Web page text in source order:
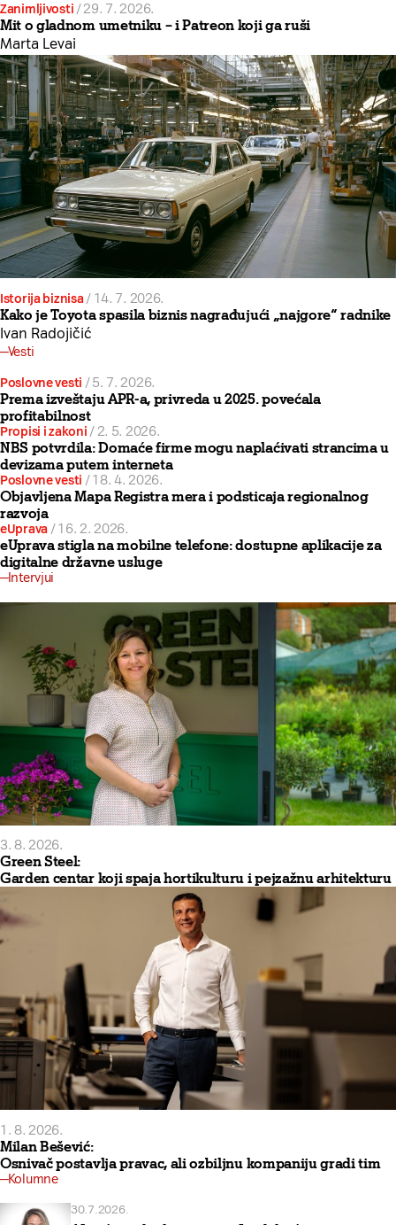
Zanimljivosti /29. 7. 2026.
Mit o gladnom umetniku – i Patreon koji ga ruši
Marta Levai
Istorija biznisa / 14. 7. 2026.
Kako je Toyota spasila biznis nagrađujući „najgore“ radnike
Ivan Radojičić
Vesti
Poslovne vesti /5. 7. 2026.
Prema izveštaju APR-a, privreda u 2025. povećala
profitabilnost
Propisi i zakoni /2. 5. 2026.
NBS potvrdila: Domaće firme mogu naplaćivati strancima u
devizama putem interneta
Poslovne vesti /18. 4. 2026.
Objavljena Mapa Registra mera i podsticaja regionalnog
razvoja
eUprava /16. 2. 2026.
eUprava stigla na mobilne telefone: dostupne aplikacije za
digitalne državne usluge
Intervjui
3. 8. 2026.
Green Steel:
Garden centar koji spaja hortikulturu i pejzažnu arhitekturu
1. 8. 2026.
Milan Bešević:
Osnivač postavlja pravac, ali ozbiljnu kompaniju gradi tim
Kolumne
30.7.2026.